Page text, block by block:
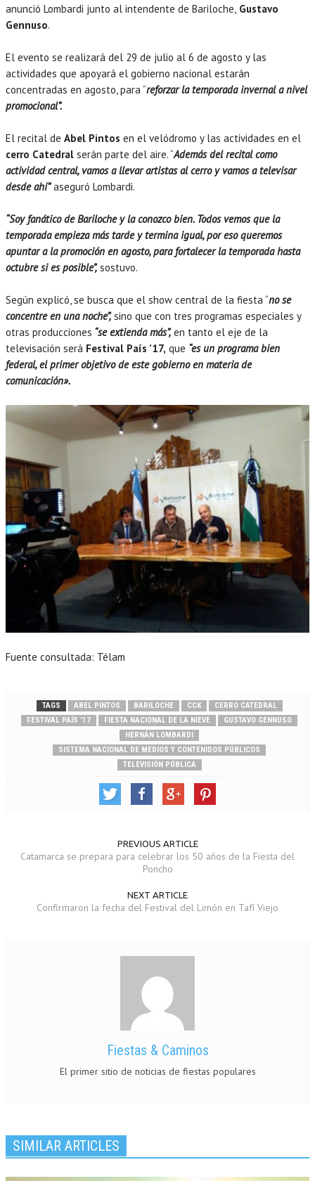
anunció Lombardi junto al intendente de Bariloche, Gustavo
Gennuso.
El evento se realizará del 29 de julio al 6 de agosto y las
actividades que apoyará el gobierno nacional estarán
concentradas en agosto, para “reforzar la temporada invernal a nivel
promocional”.
El recital de Abel Pintos en el velódromo y las actividades en el
cerro Catedral serán parte del aire. “Además del recital como
actividad central, vamos a llevar artistas al cerro y vamos a televisar
desde ahí”aseguró Lombardi.
“Soy fanático de Bariloche y la conozco bien. Todos vemos que la
temporada empieza más tarde y termina igual, por eso queremos
apuntar a la promoción en agosto, para fortalecer la temporada hasta
octubre si es posible”,sostuvo.
Según explicó, se busca que el show central de la fiesta “no se
concentre en una noche”, sino que con tres programas especiales y
otras producciones “se extienda más”,en tanto el eje de la
televisación será Festival País ’17, que “es un programa bien
federal, el primer objetivo de este gobierno en materia de
comunicación».
Fuente consultada: Télam
TAGS ABEL PINTOS BARILOCHE CCK
CERRO CATEDRAL
FESTIVAL PAÍS ’17
FIESTA NACIONAL DE LA NIEVE
GUSTAVO GENNUSO
HERNÁN LOMBARDI
SISTEMA NACIONAL DE MEDIOS Y CONTENIDOS PÚBLICOS
TELEVISIÓN PÚBLICA
PREVIOUS ARTICLE
Catamarca se prepara para celebrar los 50 años de la Fiesta del
Poncho
NEXT ARTICLE
Confirmaron la fecha del Festival del Limón en Tafí Viejo
Fiestas & Caminos
El primer sitio de noticias de fiestas populares
SIMILAR ARTICLES